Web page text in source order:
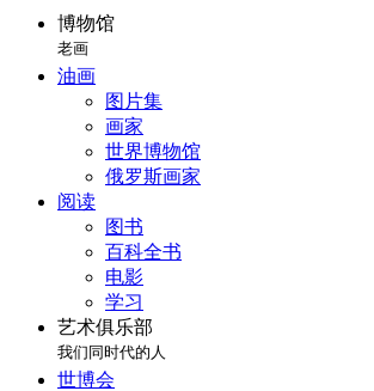
博物馆
老画
油画
图片集
画家
世界博物馆
俄罗斯画家
阅读
图书
百科全书
电影
学习
艺术俱乐部
我们同时代的人
世博会